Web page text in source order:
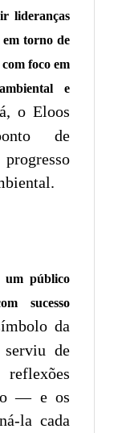
lideranças
em torno de
foco em
e
o Eloos
de
um público
sucesso
da
de
— e os
la cada